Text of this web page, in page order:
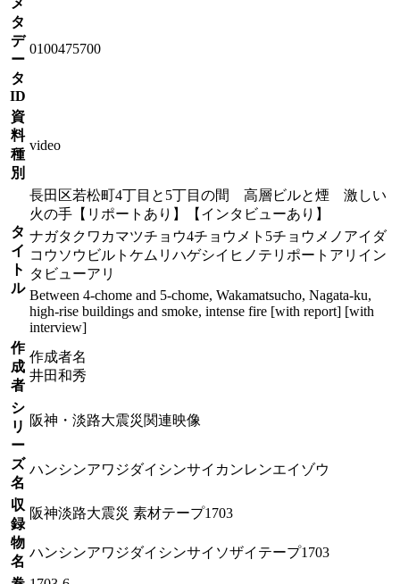
タ
デ
ー
タ
ID
0100475700
資
料
種
別
video
タ
イ
ト
ル
長田区若松町4丁目と5丁目の間 高層ビルと煙 激しい
火の手【リポートあり】【インタビューあり】
ナガタクワカマツチョウ4チョウメト5チョウメノアイダ
コウソウビルトケムリハゲシイヒノテリポートアリイン
タビューアリ
Between 4-chome and 5-chome, Wakamatsucho, Nagata-ku,
high-rise buildings and smoke, intense fire [with report] [with
interview]
作
成
者
作成者名
井田和秀
シ
リ
ー
ズ
名
阪神・淡路大震災関連映像
ハンシンアワジダイシンサイカンレンエイゾウ
収
録
物
名
阪神淡路大震災 素材テープ1703
ハンシンアワジダイシンサイソザイテープ1703